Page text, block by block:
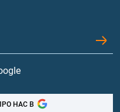
НАС В